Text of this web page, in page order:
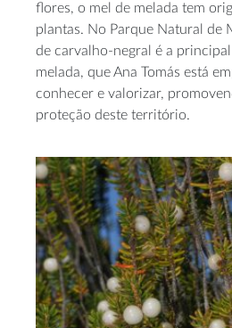
flores, o mel de melada tem
plantas. No Parque Natural de
de carvalho-negral é a
melada, que Ana Tomás está
conhecer e valorizar,
proteção deste território.